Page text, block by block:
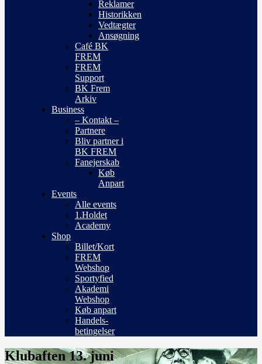
Reklamer
Historikken
Vedtægter
Ansøgning
Café BK
FREM
FREM
Support
BK Frem
Arkiv
Business
– Kontakt –
Partnere
Bliv partner i
BK FREM
Fanejerskab
Køb
Anpart
Events
Alle events
1.Holdet
Academy
Shop
Billet/Kort
FREM
Webshop
Sportyfied
Akademi
Webshop
Køb anpart
Handels-
betingelser
Klubaften 13. juni